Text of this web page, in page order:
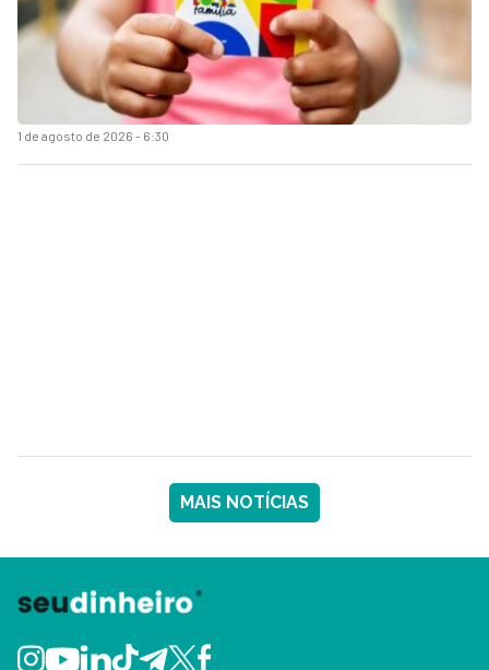
1 de agosto de 2026 - 6:30
MAIS NOTÍCIAS